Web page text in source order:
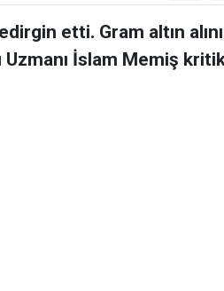
etti. Gram altın
Uzmanı İslam Memiş